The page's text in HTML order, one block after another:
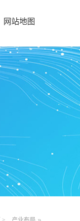
网站地图